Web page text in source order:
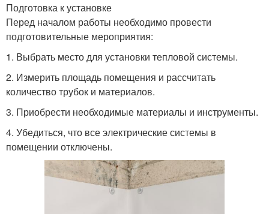
Подготовка к установке
Перед началом работы необходимо провести
подготовительные мероприятия:
1. Выбрать место для установки тепловой системы.
2. Измерить площадь помещения и рассчитать
количество трубок и материалов.
3. Приобрести необходимые материалы и инструменты.
4. Убедиться, что все электрические системы в
помещении отключены.